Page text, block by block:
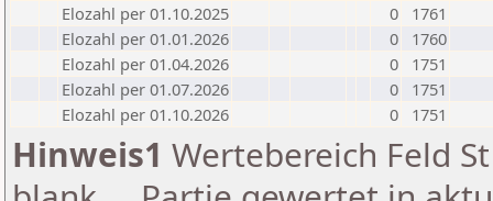
Elozahl per 01.10.2025
0
1761
Elozahl per 01.01.2026
0
1760
Elozahl per 01.04.2026
0
1751
Elozahl per 01.07.2026
0
1751
Elozahl per 01.10.2026
0 1751
Hinweis1 Wertebereich Feld